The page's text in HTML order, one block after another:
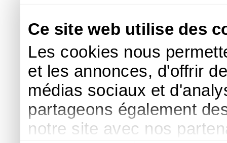
Ce site web utilise des
Les cookies nous
et les annonces, d'offrir
médias sociaux et
partageons également
notre site avec nos